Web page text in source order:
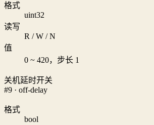
格式
uint32
读写
R / W / N
值
0 ~ 420，步长 1
关机延时开关
#9 · off-delay
格式
bool